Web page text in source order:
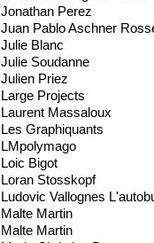
Jonathan Perez
Juan Pablo Aschner
Julie Blanc
Julie Soudanne
Julien Priez
Large Projects
Laurent Massaloux
Les Graphiquants
LMpolymago
Loic Bigot
Loran Stosskopf
Ludovic Vallognes
Malte Martin
Malte Martin